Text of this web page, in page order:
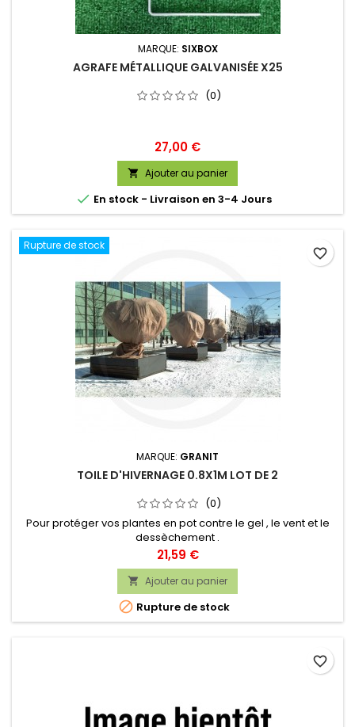
MARQUE: SIXBOX
AGRAFE MÉTALLIQUE GALVANISÉE X25
(0)
Prix
27,00 €
 Ajouter au panier
 En stock - Livraison en 3-4 Jours
Rupture de stock
MARQUE: GRANIT
TOILE D'HIVERNAGE 0.8X1M LOT DE 2
(0)
Pour protéger vos plantes en pot contre le gel , le vent et le
dessèchement .
Prix
21,59 €
 Ajouter au panier
 Rupture de stock
favorite_border
favorite_border